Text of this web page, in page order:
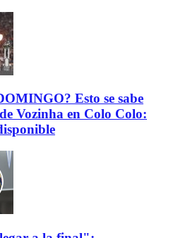
Esto se sabe
Vozinha en Colo Colo: